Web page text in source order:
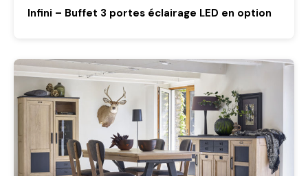
Infini – Buffet 3 portes éclairage LED en option